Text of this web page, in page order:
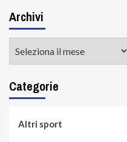
Archivi
Categorie
Altri sport